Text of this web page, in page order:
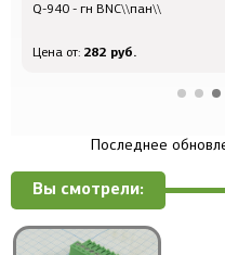
Q-940 - гн BNC\\пан\\
Цена от: 282 руб.
Последнее
Вы смотрели: